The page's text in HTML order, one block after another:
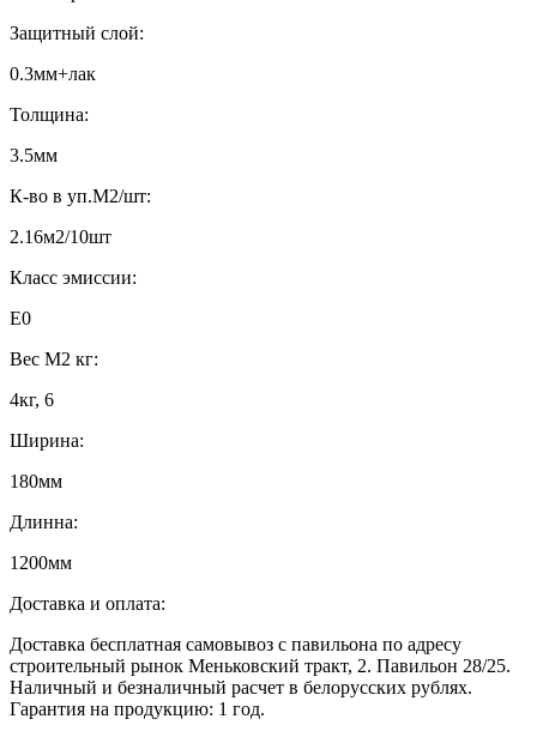
Защитный слой:
0.3мм+лак
Толщина:
3.5мм
К-во в уп.М2/шт:
2.16м2/10шт
Класс эмиссии:
E0
Вес М2 кг:
4кг, 6
Ширина:
180мм
Длинна:
1200мм
Доставка и оплата:
Доставка бесплатная самовывоз с павильона по адресу
строительный рынок Меньковский тракт, 2. Павильон 28/25.
Наличный и безналичный расчет в белорусских рублях.
Гарантия на продукцию: 1 год.